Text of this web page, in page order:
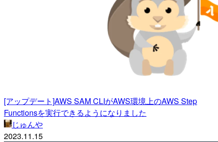
[アップデート]AWS SAM CLIがAWS環境上のAWS Step
Functionsを実行できるようになりました
じゅんや
2023.11.15